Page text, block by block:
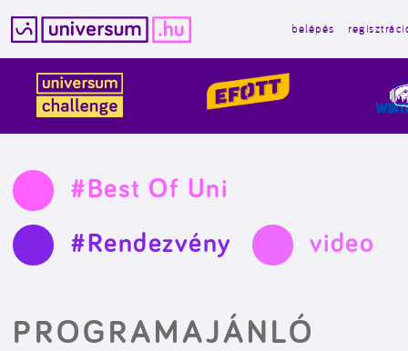
tartalomba
belépés
#Best Of Uni
#Rendezvény
video
PROGRAMAJÁNLÓ